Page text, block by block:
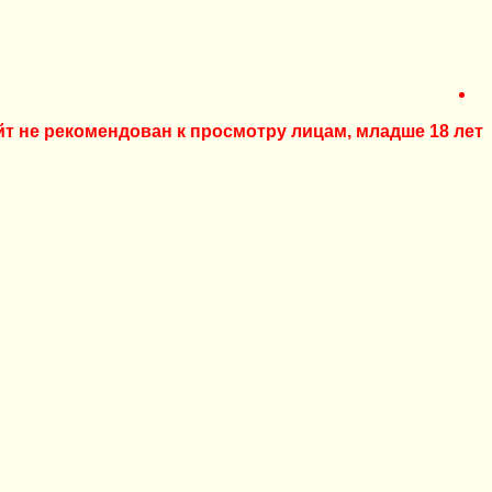
не рекомендован к просмотру лицам, младше 18 лет